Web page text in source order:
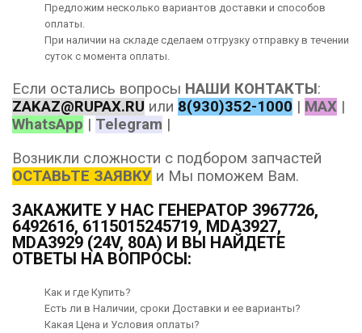
Предложим несколько вариантов доставки и способов
оплаты
При наличии на складе сделаем отгрузку отправку в течении
суток с момента оплаты.
Если остались вопросы НАШИ КОНТАКТЫ:
ZAKAZ@RUPAX.RU или 8(930)352-1000 | MAX |
WhatsApp | Telegram |
Возникли сложности с подбором запчастей
ОСТАВЬТЕ ЗАЯВКУ и Мы поможем Вам.
ЗАКАЖИТЕ У НАС ГЕНЕРАТОР 3967726,
6492616, 6115015245719, MDA3927,
MDA3929 (24V, 80A) И ВЫ НАЙДЕТЕ
ОТВЕТЫ НА ВОПРОСЫ:
Как и где Купить?
Есть ли в Наличии, сроки Доставки и ее варианты?
Какая Цена и Условия оплаты?